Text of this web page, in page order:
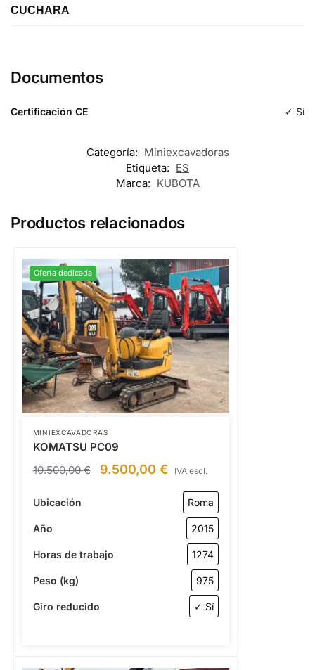
Modelo
Etiqueta
de excavación
CUCHARA
Documentos
Certificación CE ✓ Sí
Categoría: Miniexcavadoras
Etiqueta: ES
Marca: KUBOTA
Productos relacionados
Oferta dedicada
MINIEXCAVADORAS
KOMATSU PC09
10.500,00€ 9.500,00 € IVA escl.
Ubicación Roma
Año 2015
Horas de trabajo 1274
Peso (kg) 975
Giro reducido ✓ Sí